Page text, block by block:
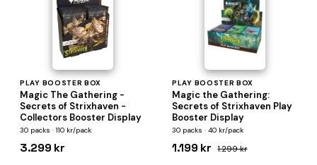
PLAY BOOSTER BOX
Magic The Gathering -
Secrets of Strixhaven -
Collectors Booster Display
30 packs · 110 kr/pack
3.299 kr
PLAY BOOSTER BOX
Magic the Gathering:
Secrets of Strixhaven Play
Booster Display
30 packs · 40 kr/pack
1.199 kr 1.299 kr